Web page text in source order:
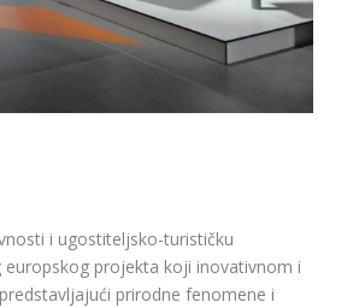
i ugostiteljsko-turističku
projekta koji inovativnom i
prirodne fenomene i